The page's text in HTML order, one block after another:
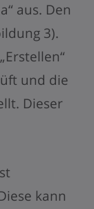
aus. Den
3).
und die
Dieser
kann